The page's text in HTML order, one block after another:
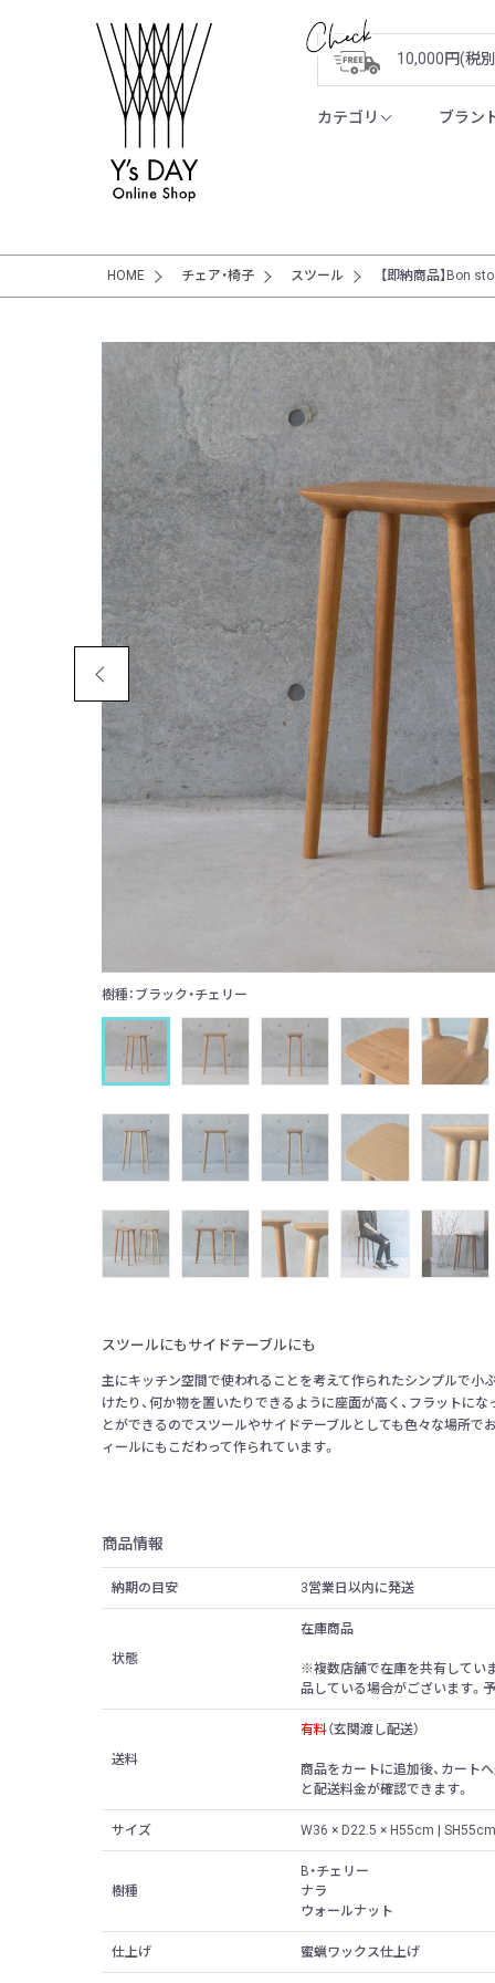
10,000円(税
カテゴリ ブラン
HOME チェア・椅子 スツール 【即納商品】Bon
樹種：ブラック・チェリー
スツールにもサイドテーブルにも
主にキッチン空間で使われることを考えて作られたシンプルで小
けたり、何か物を置いたりできるように座面が高く、フラットに
とができるのでスツールやサイドテーブルとしても色々な場所で
ィールにもこだわって作られています。
商品情報
納期の目安 3営業日以内に発送
状態
在庫商品
※複数店舗で在庫を共有してい
品している場合がございます。
送料
有料（玄関渡し配送）
商品をカートに追加後、カート
と配送料金が確認できます。
サイズ W36 × D22.5 × H55cm | SH55cm
樹種
B・チェリー
ナラ
ウォールナット
仕上げ 蜜蝋ワックス仕上げ